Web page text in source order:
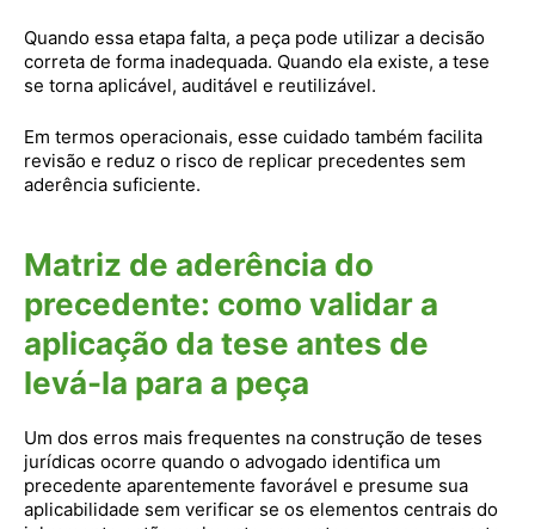
Quando essa etapa falta, a peça pode utilizar a decisão
correta de forma inadequada. Quando ela existe, a tese
se torna aplicável, auditável e reutilizável.
Em termos operacionais, esse cuidado também facilita
revisão e reduz o risco de replicar precedentes sem
aderência suficiente.
Matriz de aderência do
precedente: como validar a
aplicação da tese antes de
levá-la para a peça
Um dos erros mais frequentes na construção de teses
jurídicas ocorre quando o advogado identifica um
precedente aparentemente favorável e presume sua
aplicabilidade sem verificar se os elementos centrais do